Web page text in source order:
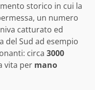
storico in cui la
un numero
catturato ed
del Sud ad esempio
circa 3000
vita per mano